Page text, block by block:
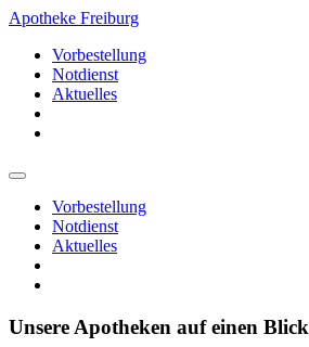
Apotheke Freiburg
Vorbestellung
Notdienst
Aktuelles
Vorbestellung
Notdienst
Aktuelles
Unsere Apotheken auf einen Blick